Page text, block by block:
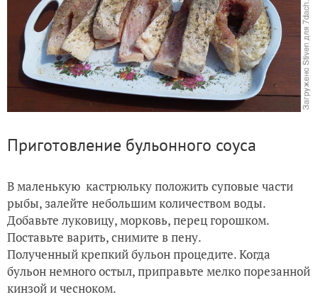
Приготовление бульонного соуса
В маленькую кастрюльку положить суповые части
рыбы, залейте небольшим количеством воды.
Добавьте луковицу, морковь, перец горошком.
Поставьте варить, снимите в пену.
Полученный крепкий бульон процедите. Когда
бульон немного остыл, приправьте мелко порезанной
кинзой и чесноком.